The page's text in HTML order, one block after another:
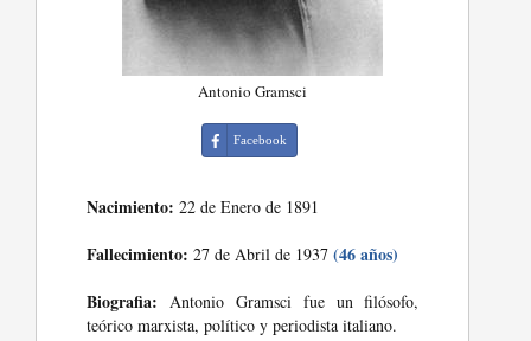
Antonio Gramsci
Facebook
Nacimiento: 22 de Enero de 1891
Fallecimiento: 27 de Abril de 1937(46 años)
Biografia: Antonio Gramsci fue un filósofo,
teórico marxista, político y periodista italiano.